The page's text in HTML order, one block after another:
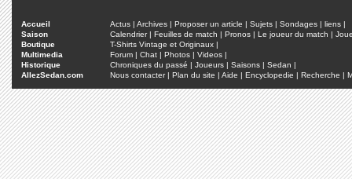
Accueil Actus | Archives | Proposer un article | Sujets | Sondages | liens |
Saison
Calendrier| Feuilles de match | Pronos | Le joueur du match |
Boutique
T-Shirts Vintage et Originaux |
Multimedia
Forum | Chat | Photos | Videos |
Historique
Chroniques du passé | Joueurs | Saisons | Sedan |
AllezSedan.com
Nous contacter| Plan du site | Aide | Encyclopedie | Recherche |